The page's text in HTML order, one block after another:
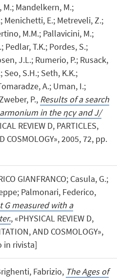
M.; Mandelkern, M.;
Menichetti, E.; Metreveli, Z.;
M.M.; Pallavicini, M.;
Pedlar, T.K.; Pordes, S.;
J.L.; Rumerio, P.; Rusack,
S.H.; Seth, K.K.;
A.; Uman, I.;
P., Results of a search
in the ηcγ and J/
REVIEW D, PARTICLES,
COSMOLOGY», 2005, 72, pp.
GIANFRANCO; Casula, G.;
Palmonari, Federico,
G measured with a
, «PHYSICAL REVIEW D,
AND COSMOLOGY»,
in rivista]
Fabrizio, The Ages of